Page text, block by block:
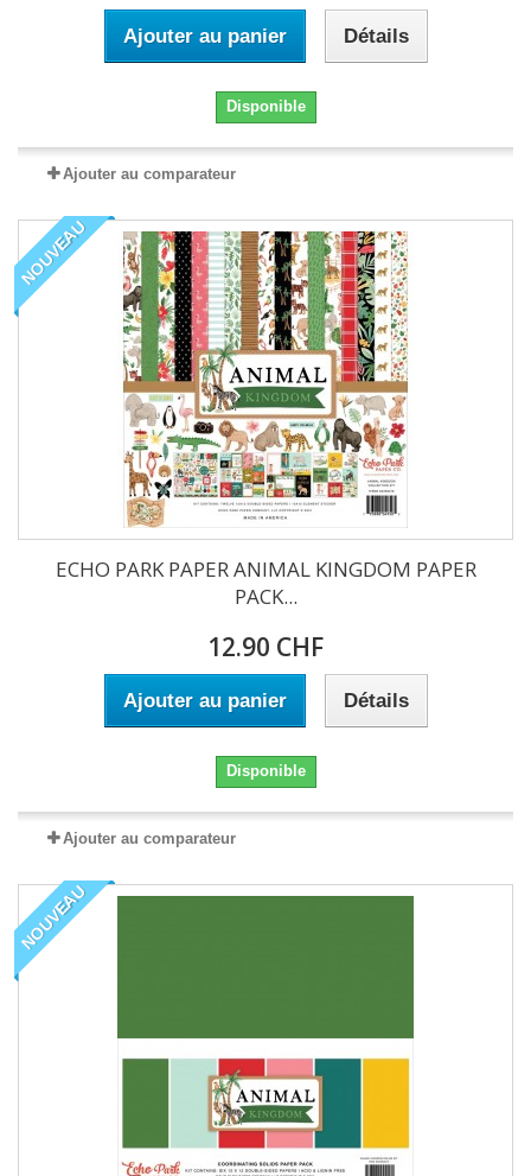
Ajouter au panier Détails
Disponible
Ajouter au comparateur
NOUVEAU
ECHO PARK PAPER ANIMAL KINGDOM PAPER
PACK...
12.90 CHF
Ajouter au panier Détails
Disponible
Ajouter au comparateur
NOUVEAU